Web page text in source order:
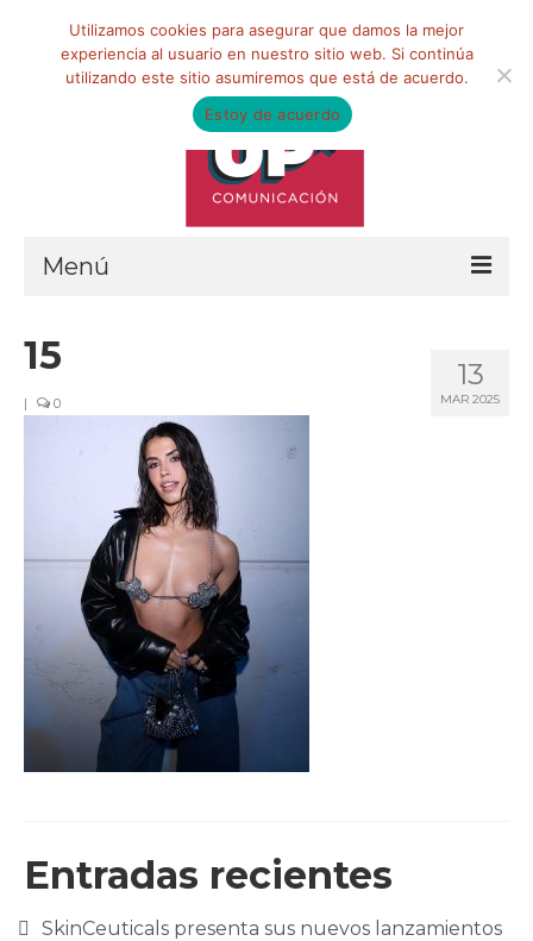
Menú
Qué hacemos
Marketing de influencia
Equipo
CLIENTES
BLOG
CONTACTO
13
MAR 2025
15
| 0
Entradas recientes
SkinCeuticals presenta sus nuevos lanzamientos
Utilizamos cookies para asegurar que damos la mejor
experiencia al usuario en nuestro sitio web. Si continúa
utilizando este sitio asumiremos que está de acuerdo.
Estoy de acuerdo